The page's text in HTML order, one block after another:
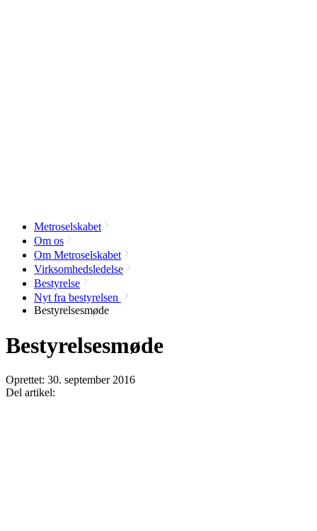
Metroselskabet
Om os
Om Metroselskabet
Virksomhedsledelse
Bestyrelse
Nyt fra bestyrelsen
Bestyrelsesmøde
Bestyrelsesmøde
Oprettet: 30. september 2016
Del artikel: